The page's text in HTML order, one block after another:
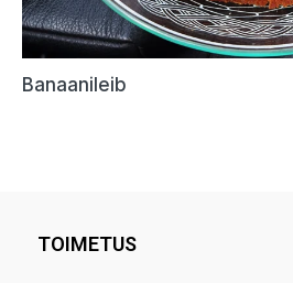
TOIMETUS